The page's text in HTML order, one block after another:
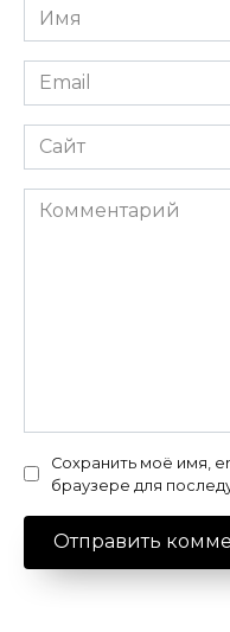
Имя
*
Email
*
Сайт
Комментарий
Сохранить моё имя,
браузере для